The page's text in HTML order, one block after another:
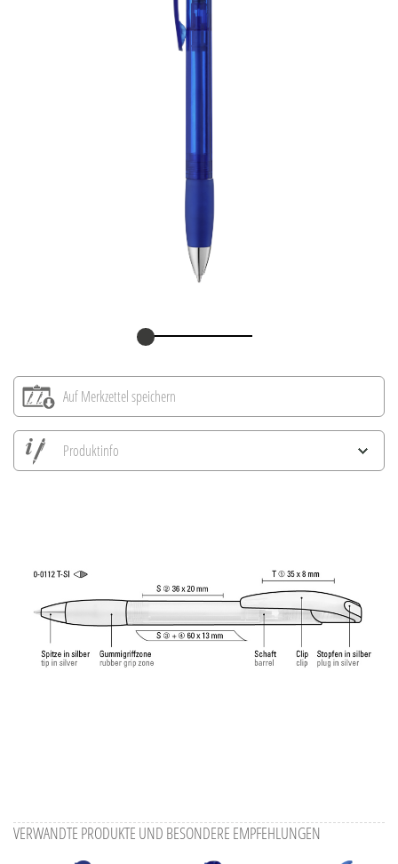
Auf Merkzettel speichern
Produktinfo
VERWANDTE PRODUKTE UND BESONDERE EMPFEHLUNGEN